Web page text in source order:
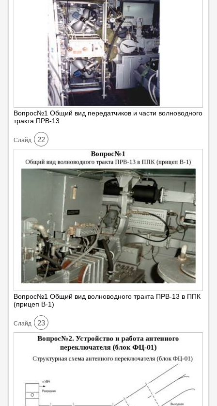
Вопрос№1 Общий вид передатчиков и части волноводного
тракта ПРВ-13
Cлайд 22
Вопрос№1 Общий вид волноводного тракта ПРВ-13 в ППК
(прицеп В-1)
Cлайд 23